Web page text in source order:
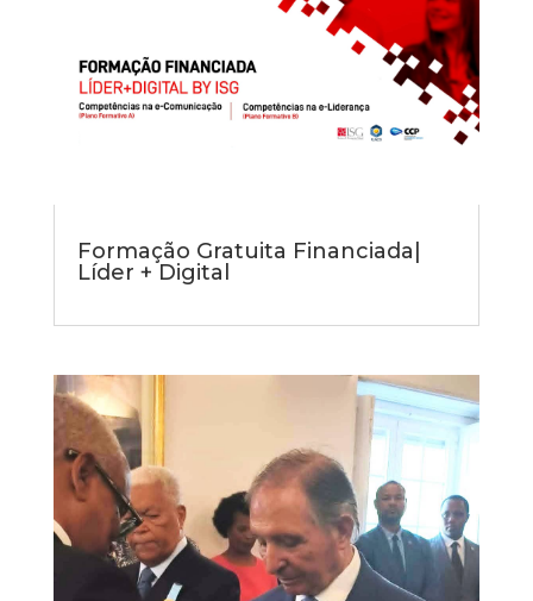
Formação Gratuita Financiada|
Líder + Digital